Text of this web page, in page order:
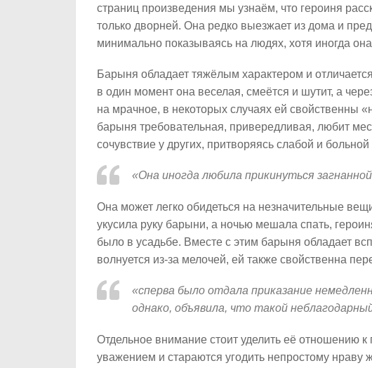
страниц произведения мы узнаём, что героиня
только дворней. Она редко выезжает из дома и
минимально показываясь на людях, хотя иногда
Барыня обладает тяжёлым характером и
в один момент она веселая, смеётся и шутит, а
на мрачное, в некоторых случаях ей свойственны
барыня требовательная, привередливая, любит
сочувствие у других, притворяясь слабой и больной
«Она иногда любила прикинуться
Она может легко обидеться на незначительные
укусила руку барыни, а ночью мешала спать,
было в усадьбе. Вместе с этим барыня обладает
волнуется из-за мелочей, ей также свойственна
«сперва было отдала приказание
однако, объявила, что такой
Отдельное внимание стоит уделить её отношению к
уважением и стараются угодить непростому